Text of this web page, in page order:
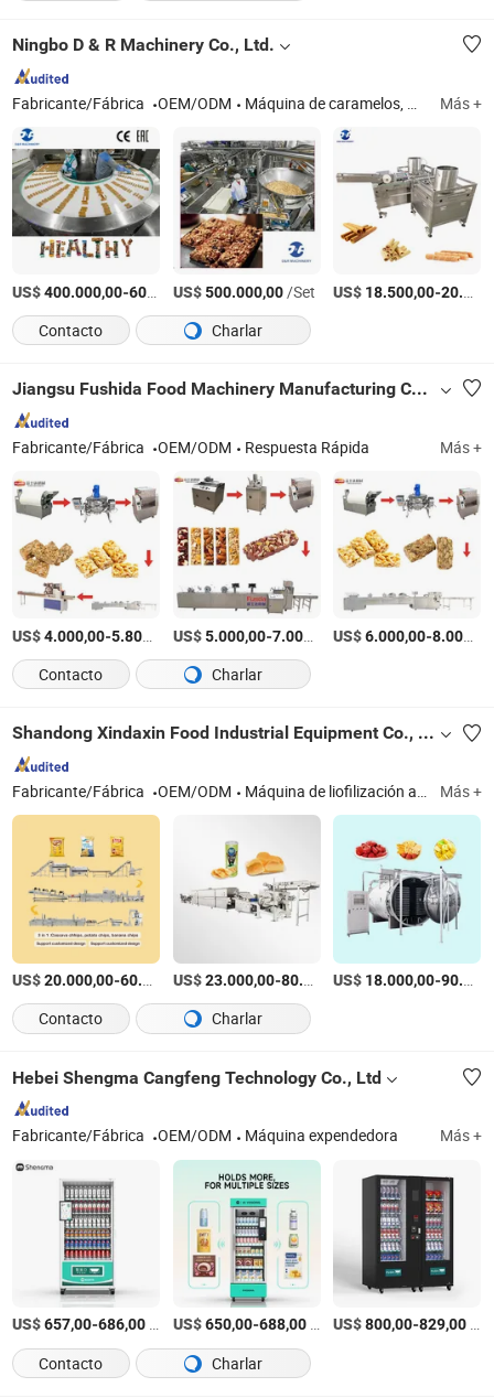
Ningbo D & R Machinery Co., Ltd.
Fabricante/Fábrica OEM/ODM Máquina de caramelos, máquina de hacer caramelos, máquina de chocolate, planta de pastel de capas y rollo suizo, planta de mogul de almidón, máquina de piruletas, máquina de caramelos duros, máquina de empaquetado de caramelos, línea de producción de barras de caramelo, máquina de deposición de caramelos de gelatina Más +
US$400.000,00-600.000,00 /Set
US$500.000,00/Set US$ 18.500,00-20.000,00
Contacto Charlar
Jiangsu Fushida Food Machinery Manufacturing Co., Ltd.
Fabricante/Fábrica OEM/ODM Respuesta Rápida Más +
US$4.000,00-5.800,00 /Set
US$5.000,00-7.000,00 /Pieza
US$6.000,00-8.000,00
Contacto
Charlar
Shandong Xindaxin Food Industrial Equipment Co., Ltd.
Fabricante/Fábrica OEM/ODM Máquina de liofilización al vacío, línea de producción de verduras y frutas, máquina de procesamiento de nuggets de pollo, máquina de fritura, máquina de congelación IQF, línea de producción de papas fritas congeladas, línea de chips de papa Más +
US$20.000,00-60.000,00 /Pieza
US$23.000,00-80.000,00 /Pieza
US$ 18.000,00-90.000,00
Contacto Charlar
Hebei Shengma Cangfeng Technology Co., Ltd
Fabricante/Fábrica OEM/ODM Máquina expendedora Más +
US$657,00-686,00 US$650,00-688,00/Pieza US$800,00-829,00
Contacto
Charlar